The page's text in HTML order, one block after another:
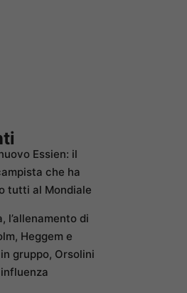
Essien: il
che ha
tutti al Mondiale
l’allenamento di
Heggem e
gruppo, Orsolini